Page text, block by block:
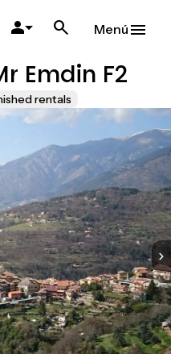
Menú
Emdin F2
rentals